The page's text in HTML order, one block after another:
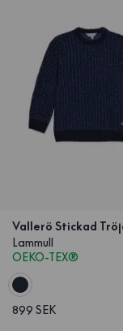
Lammull
OEKO-TEX®
899 SEK